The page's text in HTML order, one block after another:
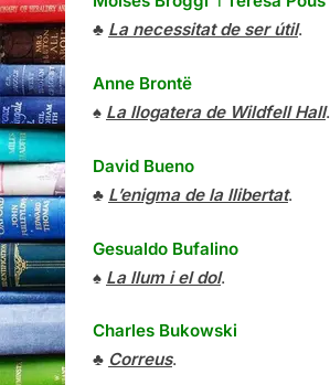
♣ La necessitat de ser útil.
Anne Brontë
♠ La llogatera de Wildfell Hall.
David Bueno
♣ L’enigma de la llibertat.
Gesualdo Bufalino
♠ La llum i el dol.
Charles Bukowski
♣ Correus.